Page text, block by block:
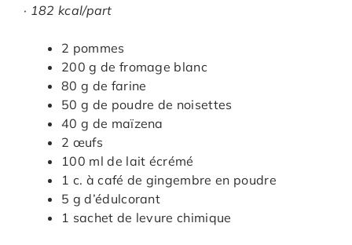
· 182 kcal/part
2 pommes
200 g de fromage blanc
80 g de farine
50 g de poudre de noisettes
40 g de maïzena
2 œufs
100 ml de lait écrémé
1 c. à café de gingembre en poudre
5 g d’édulcorant
1 sachet de levure chimique